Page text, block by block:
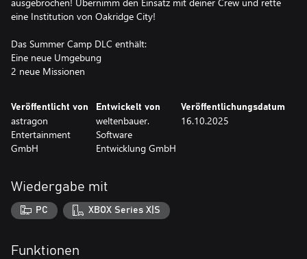
eine Institution von Oakridge City!
Das Summer Camp DLC enthält:
Eine neue Umgebung
2 neue Missionen
Veröffentlicht von
astragon
Entertainment
GmbH
Entwickelt von
weltenbauer.
Software
Entwicklung GmbH
Veröffentlichungsdatum
16.10.2025
Wiedergabe mit
PC XBOX Series X|S
Funktionen